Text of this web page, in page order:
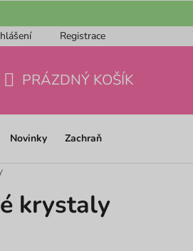
podmínky Podmínky ochrany
Registrace
KOŠÍK
PRÁZDNÝ KOŠÍK
Novinky Zachraň
krystaly